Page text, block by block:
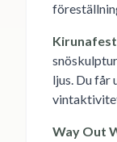
ljus. Du får
Way Out